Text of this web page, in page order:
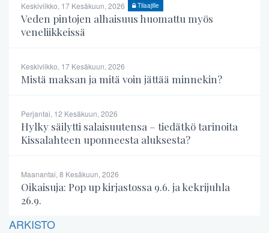
Keskiviikko, 17 Kesäkuun, 2026 Tilaajille
Veden pintojen alhaisuus huomattu myös
veneliikkeissä
Keskiviikko, 17 Kesäkuun, 2026
Mistä maksan ja mitä voin jättää minnekin?
Perjantai, 12 Kesäkuun, 2026
Hylky säilytti salaisuutensa – tiedätkö tarinoita
Kissalahteen uponneesta aluksesta?
Maanantai, 8 Kesäkuun, 2026
Oikaisuja: Pop up kirjastossa 9.6. ja kekrijuhla
26.9.
ARKISTO